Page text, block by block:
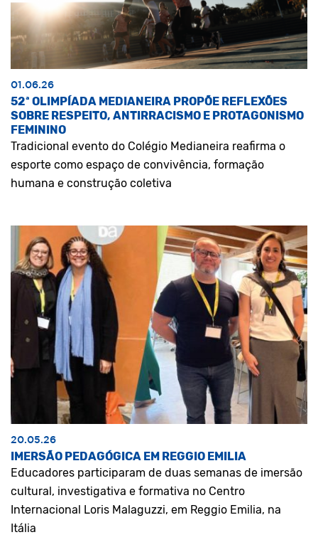
01.06.26
52ª OLIMPÍADA MEDIANEIRA PROPÕE REFLEXÕES
SOBRE RESPEITO, ANTIRRACISMO E PROTAGONISMO
FEMININO
Tradicional evento do Colégio Medianeira reafirma o
esporte como espaço de convivência, formação
humana e construção coletiva
20.05.26
IMERSÃO PEDAGÓGICA EM REGGIO EMILIA
Educadores participaram de duas semanas de imersão
cultural, investigativa e formativa no Centro
Internacional Loris Malaguzzi, em Reggio Emilia, na
Itália